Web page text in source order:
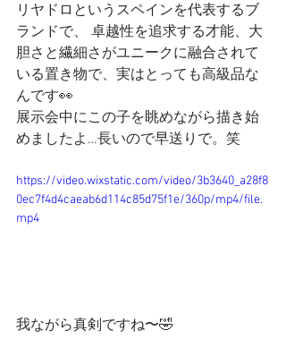
リヤドロというスペインを代表するブ
ランドで、 卓越性を追求する才能、大
胆さと繊細さがユニークに融合されて
いる置き物で、実はとっても高級品な
んです👀
展示会中にこの子を眺めながら描き始
めましたよ…長いので早送りで。笑
https://video.wixstatic.com/video/3b3640_a28f8
0ec7f4d4caeab6d114c85d75f1e/360p/mp4/file.
mp4
我ながら真剣ですね〜🤣